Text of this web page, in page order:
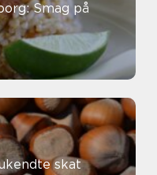
Smag på
skat